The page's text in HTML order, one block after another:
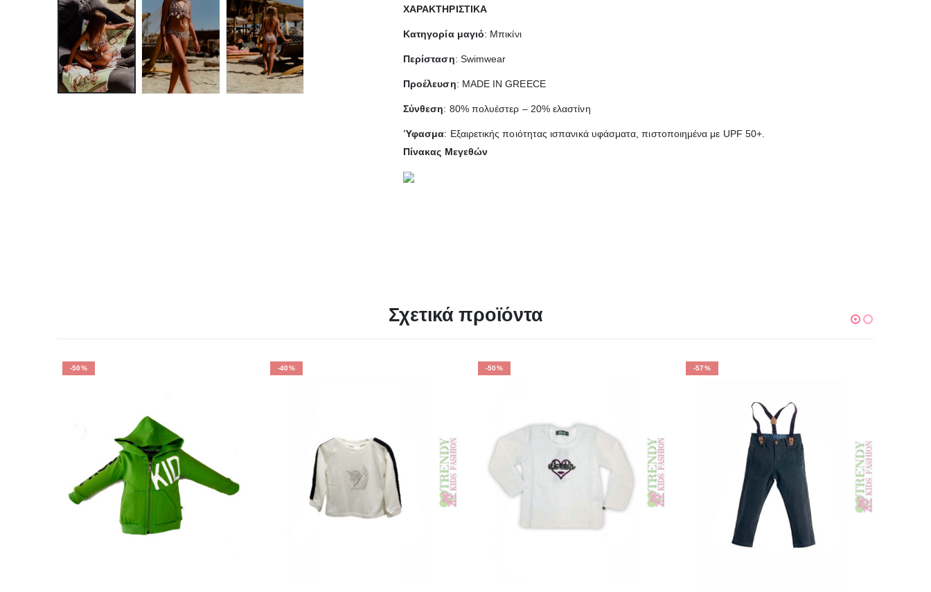
ΧΑΡΑΚΤΗΡΙΣΤΙΚΑ
Κατηγορία μαγιό: Μπικίνι
Περίσταση: Swimwear
Προέλευση: MADE IN GREECE
Σύνθεση: 80% πολυέστερ – 20% ελαστίνη
Ύφασμα: Εξαιρετικής ποιότητας ισπανικά υφάσματα, πιστοποιημένα με UPF 50+.
Πίνακας Μεγεθών
Σχετικά προϊόντα
-50% -40% -50% -57%